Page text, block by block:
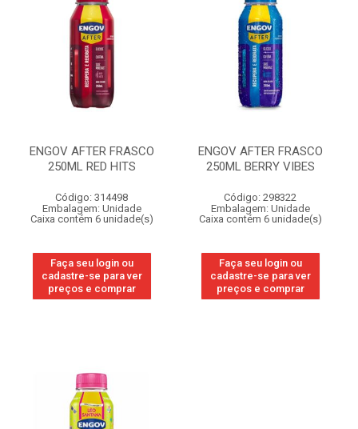
ENGOV AFTER FRASCO
250ML RED HITS
Código: 314498
Embalagem: Unidade
Caixa contém 6 unidade(s)
Faça seu login ou
cadastre-se para ver
preços e comprar
ENGOV AFTER FRASCO
250ML BERRY VIBES
Código: 298322
Embalagem: Unidade
Caixa contém 6 unidade(s)
Faça seu login ou
cadastre-se para ver
preços e comprar